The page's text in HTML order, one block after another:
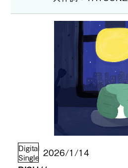
Digital
Single 2026/1/14